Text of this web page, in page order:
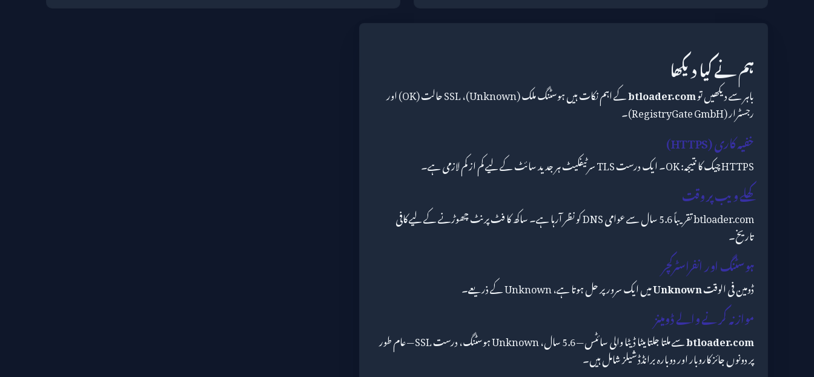
ہم نے کیا دیکھا
باہر سے دیکھیں توbtloader.com کے اہم نکات ہیں ہوسٹنگ ملک (Unknown)، SSL حالت (OK) اور
رجسٹرار (RegistryGate GmbH)۔
خفیہ کاری (HTTPS)
HTTPS چیک کا نتیجہ: OK۔ ایک درست TLS سرٹیفکیٹ ہر جدید سائٹ کے لیے کم از کم لازمی ہے۔
کھلے ویب پر وقت
btloader.com تقریباً 5.6 سال سے عوامی DNS کو نظر آرہا ہے۔ ساکھ کا فٹ پرنٹ چھوڑنے کے لیے کافی
تاریخ۔
ہوسٹنگ اور انفراسٹرکچر
ڈومین فی الوقتUnknownمیں ایک سرور پر حل ہوتا ہے، Unknown کے ذریعے۔
موازنہ کرنے والے ڈومینز
btloader.com سے ملتا جلتا میٹا ڈیٹا والی سائٹس — 5.6 سال، Unknown ہوسٹنگ، درست SSL — عام طور
پر دونوں جائز کاروبار اور دوبارہ برانڈڈ شیلز شامل ہیں۔